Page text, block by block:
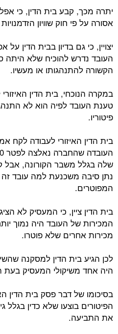
יתרה מכך, קבע בית הדין, כי
אסורה על פי חוק שוויון
יצויין, כי גם בדיון בבית הדין
העובד נדרש להוכיח שלא היתה
הקשורה להתנהגותו או מעשיו.
במקרה הנוכחי, בית הדין
טענת העובד לפיה הוא לא
פיטוריו.
בית הדין האיזורי לעבודה לקח
שלה בגלל משבר הקורונה, אבל
נתן סיבה משכנעת למה עובד
המפוטרים.
בית הדין ציין, כי המעסיק לא
המכירות של העובד היה נמוך
מכירות אחרים שלא פוטרו.
לכן הגיע בית הדין למסקנה
היה אחד משיקולי המעסיק
בסיכומו של דבר פסק בית הדין
הפיטורים בוצעו שלא כדין בגלל
את התביעה.